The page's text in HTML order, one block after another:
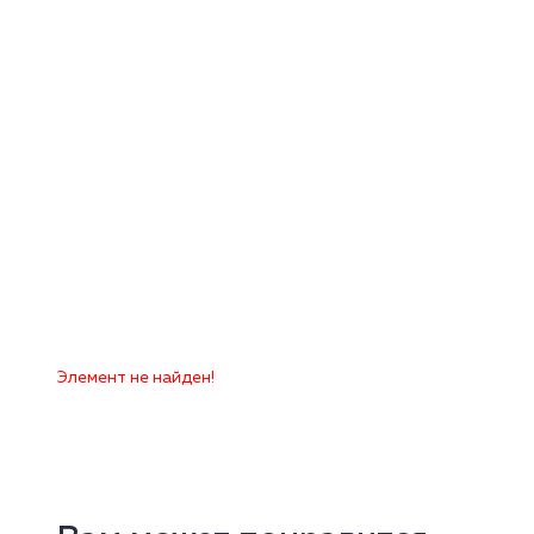
Элемент не найден!